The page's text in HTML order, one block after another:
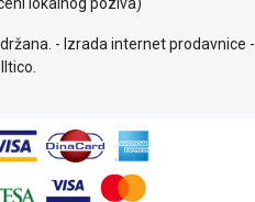
- Izrada internet prodavnice -